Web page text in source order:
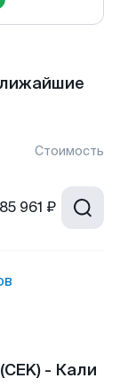
Стоимость
85 961 ₽
- Кали